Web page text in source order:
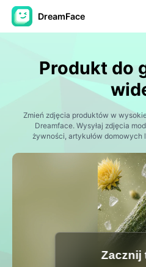
DreamFace
Avatar Video
AI Video
Zdjęcie
Zobacz
Produkt do
Zmień zdjęcia produktów w
Dreamface. Wysyłaj zdjęcia
żywności, artykułów
minut. Tworzyć wizyty
unboxingu, zbliżenia filmowe,
w mediach
zaangażowanie i
Zacznij